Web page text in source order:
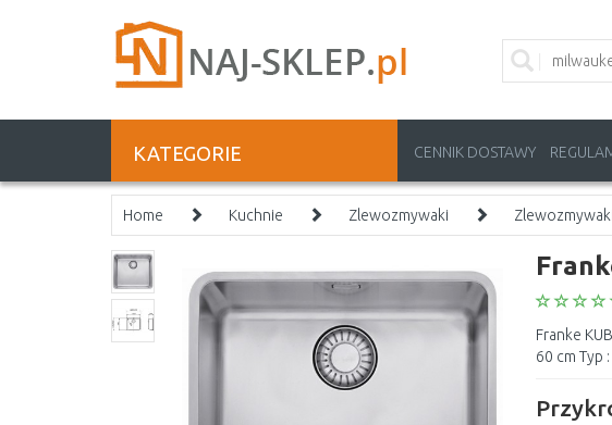
KATEGORIE CENNIK DOSTAWY
Home Kuchnie Zlewozmywaki
Franke
60 cm Typ